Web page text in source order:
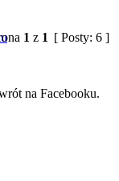
1 z 1 [ Posty: 6 ]
na Facebooku.